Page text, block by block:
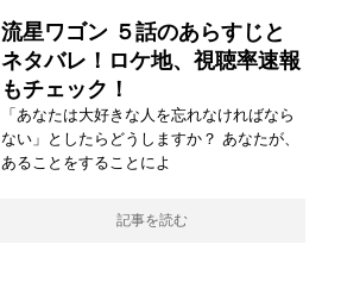
流星ワゴン ５話のあらすじと
ネタバレ！ロケ地、視聴率速報
もチェック！
「あなたは大好きな人を忘れなければなら
ない」としたらどうしますか？ あなたが、
あることをすることによ
記事を読む